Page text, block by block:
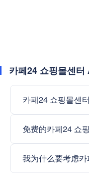
카페24 쇼핑몰센
카페24 쇼핑몰센
免费的카페24 쇼
我为什么要考虑